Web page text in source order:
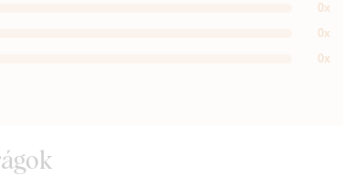
0x
0x
0x